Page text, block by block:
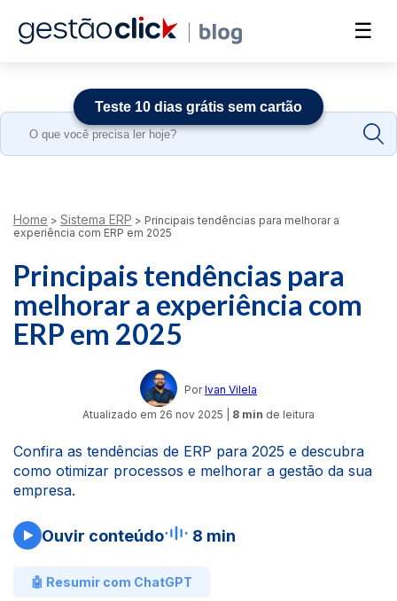
☰
Search
Home > Sistema ERP > Principais tendências para melhorar a
experiência com ERP em 2025
Principais tendências para
melhorar a experiência com
ERP em 2025
Por Ivan Vilela
Atualizado em 26 nov 2025 8 min de leitura
Confira as tendências de ERP para 2025 e descubra
como otimizar processos e melhorar a gestão da sua
empresa.
Ouvir conteúdo 8 min
🤖 Resumir com ChatGPT
Teste 10 dias grátis sem cartão